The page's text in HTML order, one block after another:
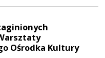
Ośrodka Kultury